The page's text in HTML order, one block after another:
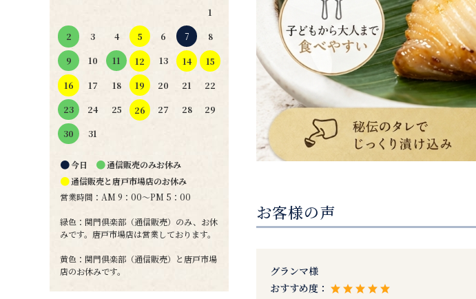
お客様の声
グランマ様
おすすめ度：
1
2 3 4 5 6 7 8
9 10 11 12 13 14 15
16 17 18 19 20 21 22
23 24 25 26 27 28 29
30 31
●今日 ●通信販売のみお休み
●通信販売と唐戸市場店のお休み
営業時間：AM 9：00～PM 5：00
緑色：関門倶楽部（通信販売）のみ、お休
みです。唐戸市場店は営業しております。
黄色：関門倶楽部（通信販売）と唐戸市場
店のお休みです。